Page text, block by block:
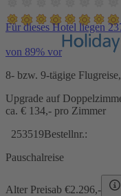
Für dieses Hotel liegen
von 89% vor
8- bzw. 9-tägige
Upgrade auf
ca. € 134,- pro Zimmer
253519Bestellnr.:
Pauschalreise
Alter Preisab €2.296,-